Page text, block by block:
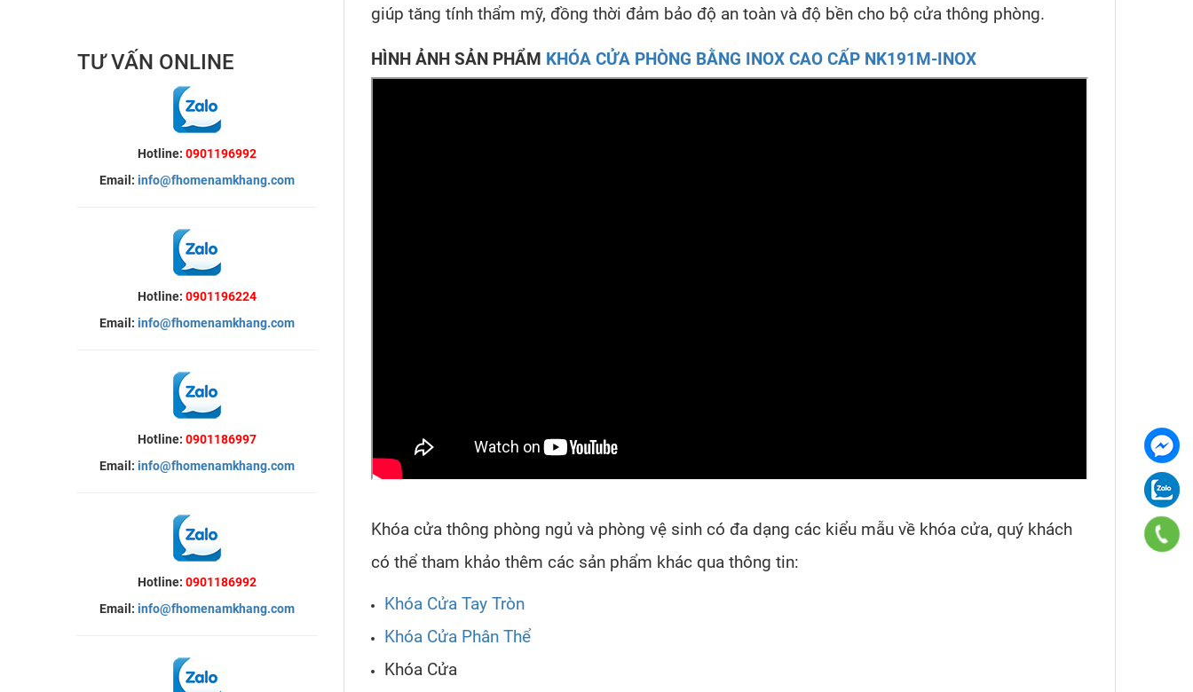
TƯ VẤN ONLINE
Hotline: 0901196992
Email: info@fhomenamkhang.com
Hotline: 0901196224
Email: info@fhomenamkhang.com
Hotline: 0901186997
Email: info@fhomenamkhang.com
Hotline: 0901186992
Email: info@fhomenamkhang.com
giúp tăng tính thẩm mỹ, đồng thời đảm bảo độ an toàn và độ bền cho bộ cửa thông phòng.
HÌNH ẢNH SẢN PHẨM KHÓA CỬA PHÒNG BẰNG INOX CAO CẤP NK191M-INOX
Khóa cửa thông phòng ngủ và phòng vệ sinh có đa dạng các kiểu mẫu về khóa cửa, quý khách
có thể tham khảo thêm các sản phẩm khác qua thông tin:
Khóa Cửa Tay Tròn
Khóa Cửa Phân Thể
Khóa Cửa